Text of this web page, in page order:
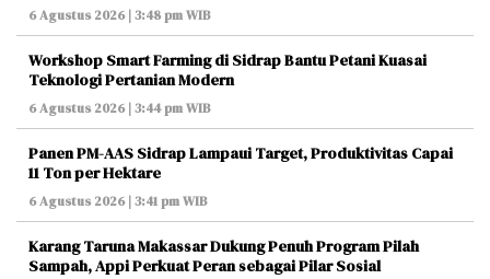
6 Agustus 2026 | 3:48 pm WIB
Workshop Smart Farming di Sidrap Bantu Petani Kuasai
Teknologi Pertanian Modern
6 Agustus 2026 | 3:44 pm WIB
Panen PM-AAS Sidrap Lampaui Target, Produktivitas Capai
11 Ton per Hektare
6 Agustus 2026 | 3:41 pm WIB
Karang Taruna Makassar Dukung Penuh Program Pilah
Sampah, Appi Perkuat Peran sebagai Pilar Sosial